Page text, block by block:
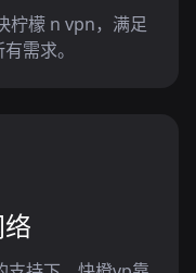
柠檬 n vpn，满足
需求。